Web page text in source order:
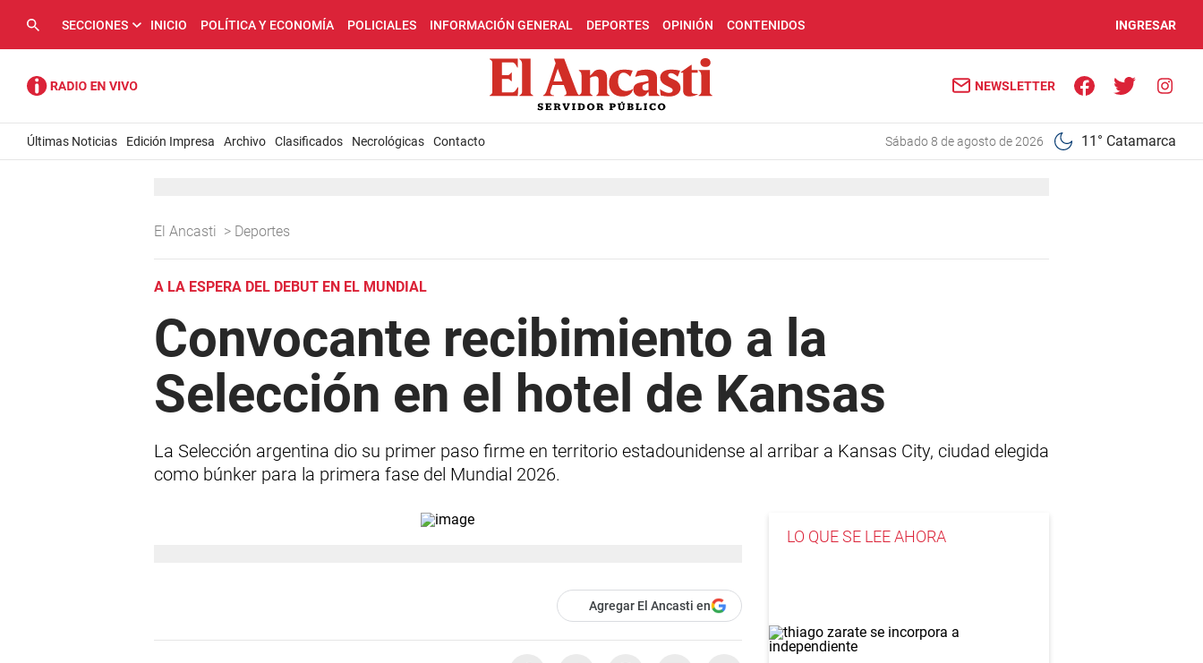
SECCIONES INICIO POLÍTICA Y ECONOMÍA POLICIALES INFORMACIÓN GENERAL DEPORTES OPINIÓN CONTENIDOS INGRESAR
NEWSLETTER
Últimas Noticias Edición Impresa Archivo Clasificados Necrológicas Contacto sábado 8 de agosto de 2026 11° Catamarca
El Ancasti > Deportes
A LA ESPERA DEL DEBUT EN EL MUNDIAL
Convocante recibimiento a la
Selección en el hotel de Kansas
La Selección argentina dio su primer paso firme en territorio estadounidense al arribar a Kansas City, ciudad elegida
como búnker para la primera fase del Mundial 2026.
Agregar El Ancasti en
LO QUE SE LEE AHORA